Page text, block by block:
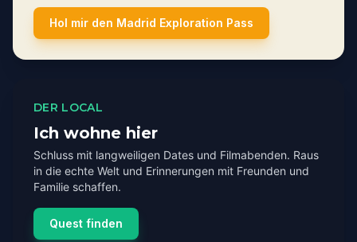
Hol mir den Madrid Exploration Pass
DER LOCAL
Ich wohne hier
Schluss mit langweiligen Dates und Filmabenden. Raus
in die echte Welt und Erinnerungen mit Freunden und
Familie schaffen.
Quest finden